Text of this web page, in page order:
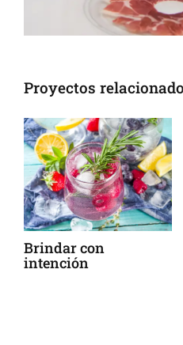
Proyectos
Brindar con
intención